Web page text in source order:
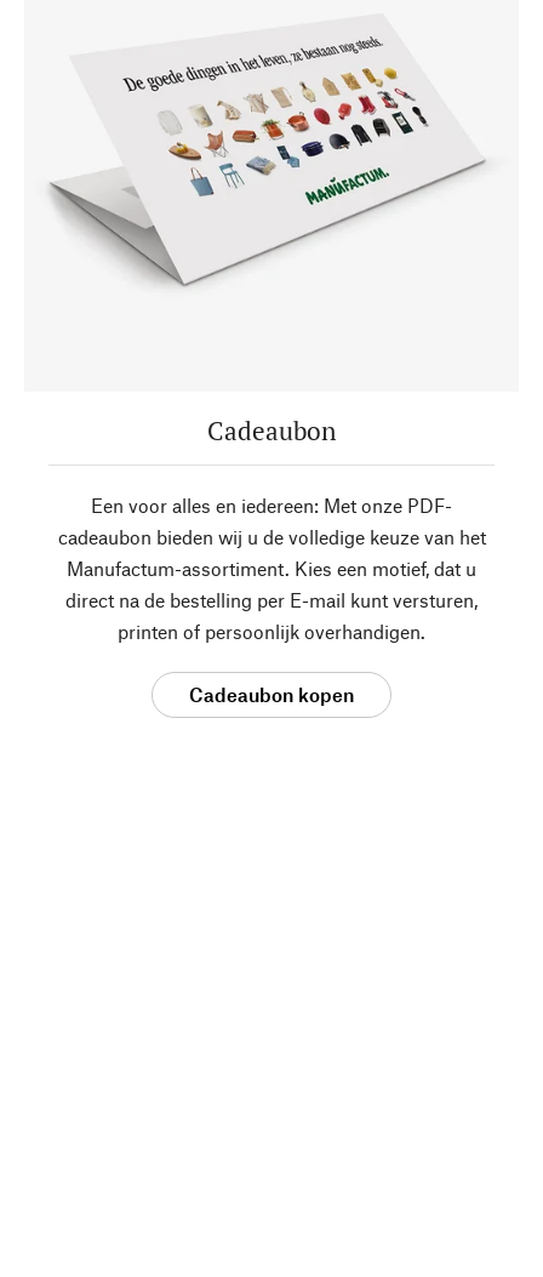
Cadeaubon
Een voor alles en iedereen: Met onze PDF-
cadeaubon bieden wij u de volledige keuze van het
Manufactum-assortiment. Kies een motief, dat u
direct na de bestelling per E-mail kunt versturen,
printen of persoonlijk overhandigen.
Cadeaubon kopen